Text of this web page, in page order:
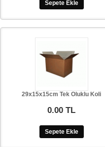
Sepete Ekle
29x15x15cm Tek Oluklu Koli
0.00 TL
Sepete Ekle